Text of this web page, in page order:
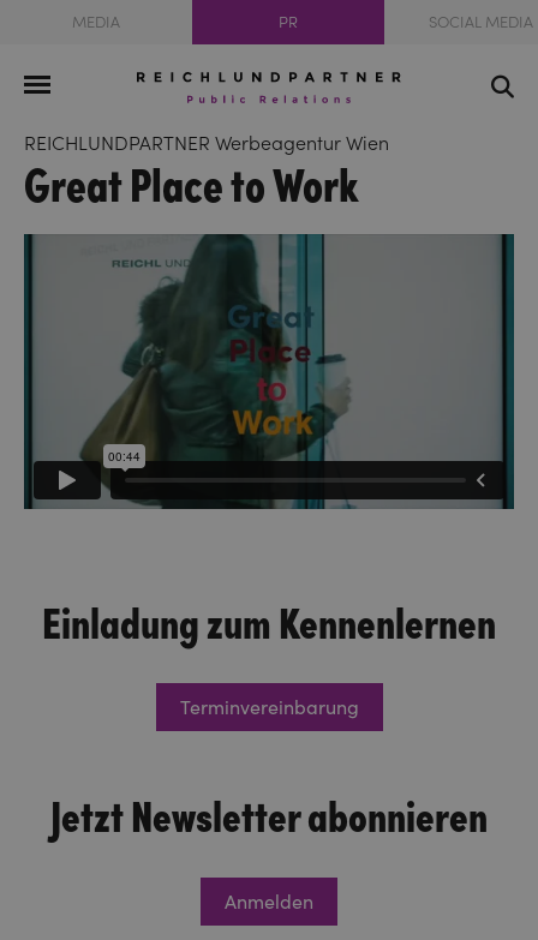
MEDIA PR SOCIAL MEDIA
REICHLUNDPARTNER Werbeagentur Wien
Great Place to Work
Einladung zum Kennenlernen
Terminvereinbarung
Jetzt Newsletter abonnieren
Anmelden